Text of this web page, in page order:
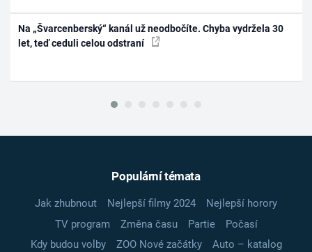
Na „Švarcenberský“ kanál už neodbočíte. Chyba vydržela 30
let, teď ceduli celou odstraní
Populární témata
Jak zhubnout Nejlepší filmy 2024
Nejlepší horory
TV program
Změna času Partie
Počasí
Kdy budou volby
ZOO Nové začátky
Auto – katalog